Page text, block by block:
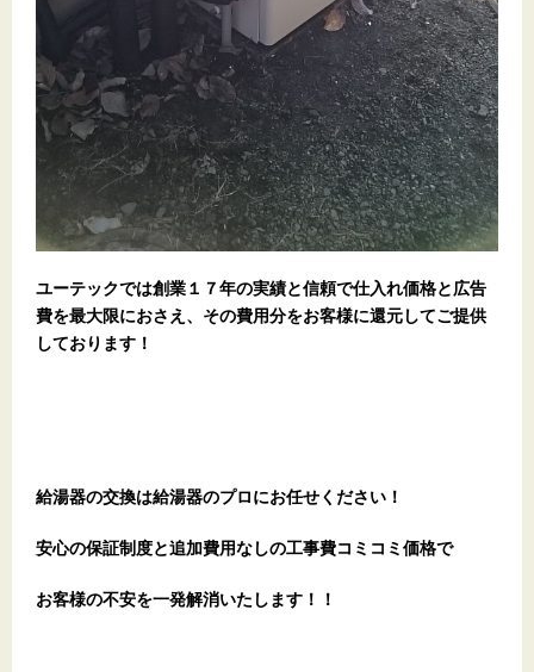
ユーテックでは創業１７年の実績と信頼で仕入れ価格と広告
費を最大限におさえ、その費用分をお客様に還元してご提供
しております！
給湯器の交換は給湯器のプロにお任せください！
安心の保証制度と追加費用なしの工事費コミコミ価格で
お客様の不安を一発解消いたします ！！